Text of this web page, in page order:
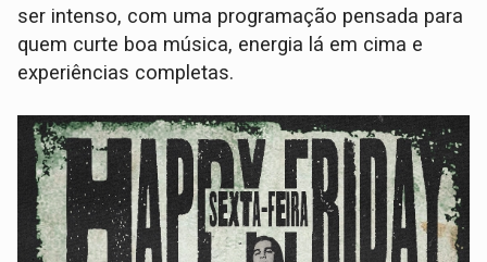
ser intenso, com uma programação pensada para
quem curte boa música, energia lá em cima e
experiências completas.